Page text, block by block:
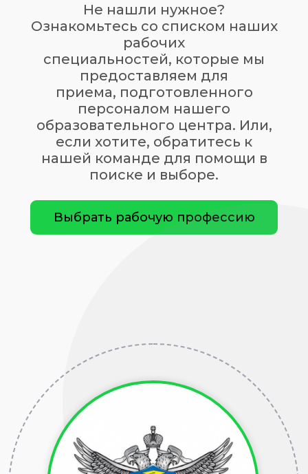
Не нашли нужное?
Ознакомьтесь со списком наших
рабочих
специальностей, которые мы
предоставляем для
приема, подготовленного
персоналом нашего
образовательного центра. Или,
если хотите, обратитесь к
нашей команде для помощи в
поиске и выборе.
Выбрать рабочую профессию